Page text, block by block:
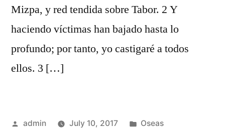
Mizpa, y red tendida sobre Tabor. 2 Y
haciendo víctimas han bajado hasta lo
profundo; por tanto, yo castigaré a todos
ellos. 3 […]
Posted
admin July 10, 2017 Posted
Oseas